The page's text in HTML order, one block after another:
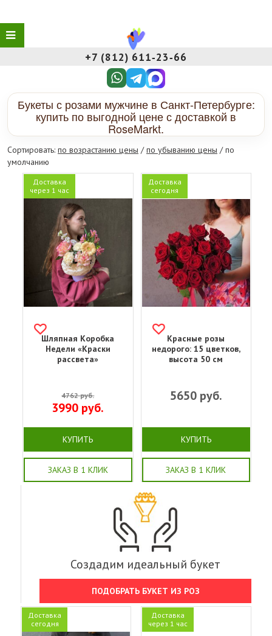
+7 (812) 611‑23‑66
Букеты с розами мужчине в Санкт-Петербурге:
купить по выгодной цене с доставкой в
RoseMarkt.
Сортировать: по возрастанию цены /по убыванию цены / по
умолчанию
Доставка
через 1 час
Шляпная Коробка
Недели «Краски
рассвета»
4762руб.
3990 руб.
КУПИТЬ
ЗАКАЗ В 1 КЛИК
Доставка
сегодня
Красные розы
недорого: 15 цветков,
высота 50 см
5650руб.
КУПИТЬ
ЗАКАЗ В 1 КЛИК
Создадим идеальный букет
ПОДОБРАТЬ БУКЕТ ИЗ РОЗ
Доставка
сегодня
Доставка
через 1 час